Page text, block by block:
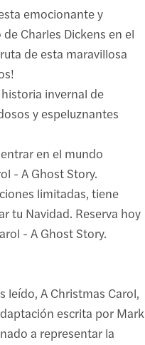
emocionante y
Charles Dickens en el
de esta maravillosa
invernal de
y espeluznantes
en el mundo
- A Ghost Story.
limitadas, tiene
tu Navidad. Reserva hoy
- A Ghost Story.
leído, A Christmas Carol,
escrita por Mark
a representar la